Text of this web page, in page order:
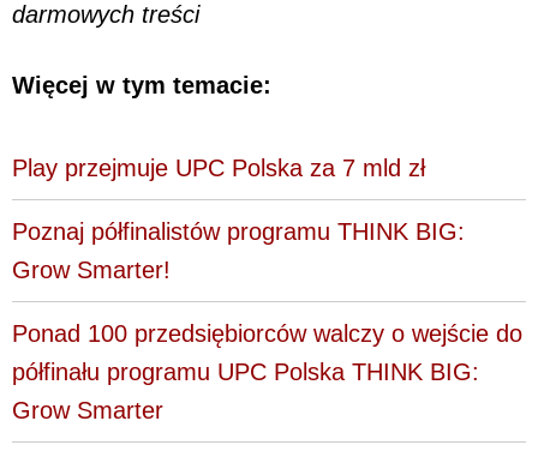
darmowych treści
Więcej w tym temacie:
Play przejmuje UPC Polska za 7 mld zł
Poznaj półfinalistów programu THINK BIG:
Grow Smarter!
Ponad 100 przedsiębiorców walczy o wejście do
półfinału programu UPC Polska THINK BIG:
Grow Smarter